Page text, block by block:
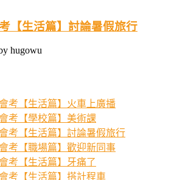
【生活篇】討論暑假旅行
hugowu
考【生活篇】火車上廣播
考【學校篇】美術課
考【生活篇】討論暑假旅行
考【職場篇】歡迎新同事
考【生活篇】牙痛了
考【生活篇】搭計程車